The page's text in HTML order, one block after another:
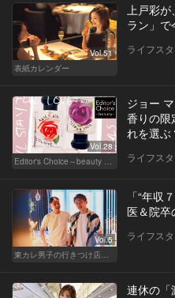
Vol.51
表紙カレンダー
上戸彩
ラン」で
ライフス
Vol.28
ジョー
香りの限
れを選ぶ
ライフス
Vol.5
「“年収
医＆院卒
ライフス
連休の「